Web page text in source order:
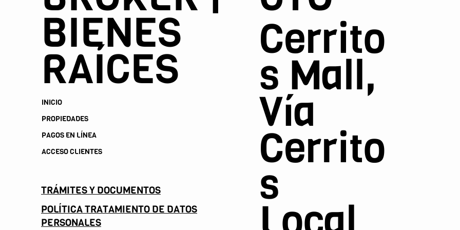
BIENES
RAÍCES
INICIO
PROPIEDADES
PAGOS EN LÍNEA
ACCESO CLIENTES
TRÁMITES Y DOCUMENTOS
POLÍTICA TRATAMIENTO DE DATOS
PERSONALES
Cerrito
s Mall,
Vía
Cerrito
s